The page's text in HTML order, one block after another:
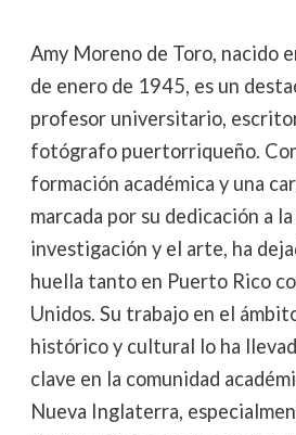
Amy Moreno de Toro, nacido
de enero de 1945, es un
profesor universitario,
fotógrafo puertorriqueño.
formación académica y una
marcada por su dedicación a
investigación y el arte, ha
huella tanto en Puerto Rico
Unidos. Su trabajo en el
histórico y cultural lo ha
clave en la comunidad
Nueva Inglaterra,